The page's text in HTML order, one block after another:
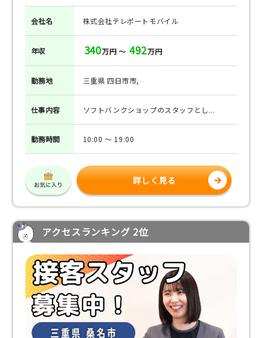
会社名 株式会社テレポートモバイル
年収 340万円 ～ 492万円
勤務地 三重県 四日市市,
仕事内容 ソフトバンクショップのスタッフとし...
勤務時間 10:00 ～ 19:00
詳しく見る
アクセスランキング 2位